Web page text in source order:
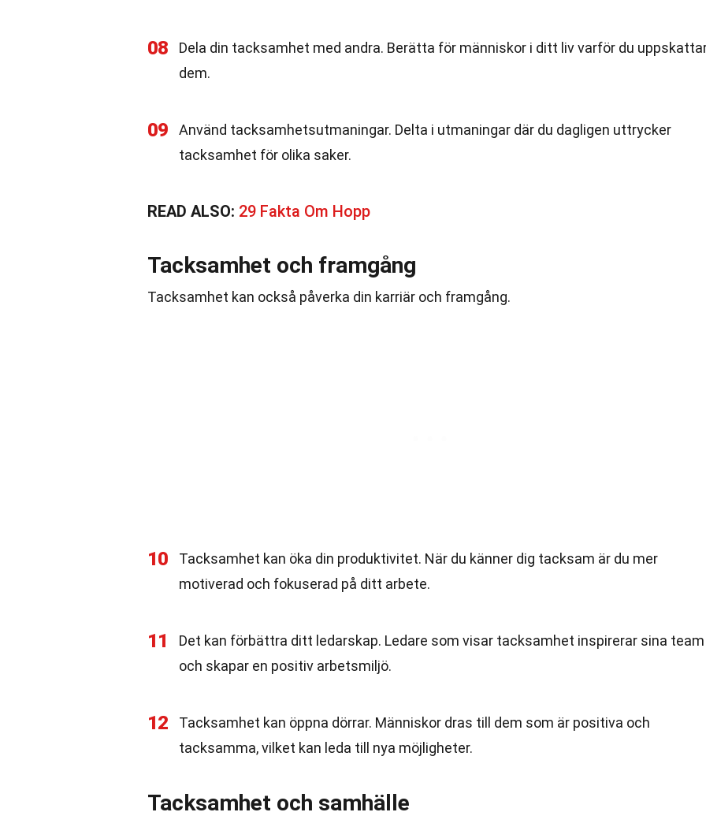
08
Dela din tacksamhet med andra. Berätta för människor i ditt liv varför du
dem.
09
Använd tacksamhetsutmaningar. Delta i utmaningar där du dagligen uttrycker
tacksamhet för olika saker.
READ ALSO: 29 Fakta Om Hopp
Tacksamhet och framgång
Tacksamhet kan också påverka din karriär och framgång.
10
Tacksamhet kan öka din produktivitet. När du känner dig tacksam är du mer
motiverad och fokuserad på ditt arbete.
11
Det kan förbättra ditt ledarskap. Ledare som visar tacksamhet inspirerar sina team
och skapar en positiv arbetsmiljö.
12
Tacksamhet kan öppna dörrar. Människor dras till dem som är positiva och
tacksamma, vilket kan leda till nya möjligheter.
Tacksamhet och samhälle